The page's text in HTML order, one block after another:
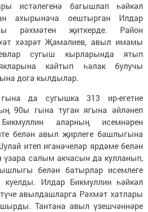
истәлегенә багышлап һәйкәл
ахырынача оештырган Илдар
рәхмәтен җиткерде. Район
хәзрәт Җамалиев, авыл имамы
сугыш кырларында ятып
кайтып һәлак булучы
дога кылдылар.
да сугышка 313 ир-егетне
90ы гына туган ягына әйләнеп
аларның исемнәрен
белән авыл җирлеге башлыгына
итеп иганәчеләр ярдәме белән
үзара салым акчасын да кулланып,
белән батырлар исемлеге
куелды. Илдар Бикмуллин һәйкәл
авылдашларга Рәхмәт хатлары
Тантана авыл үзешчәннәре